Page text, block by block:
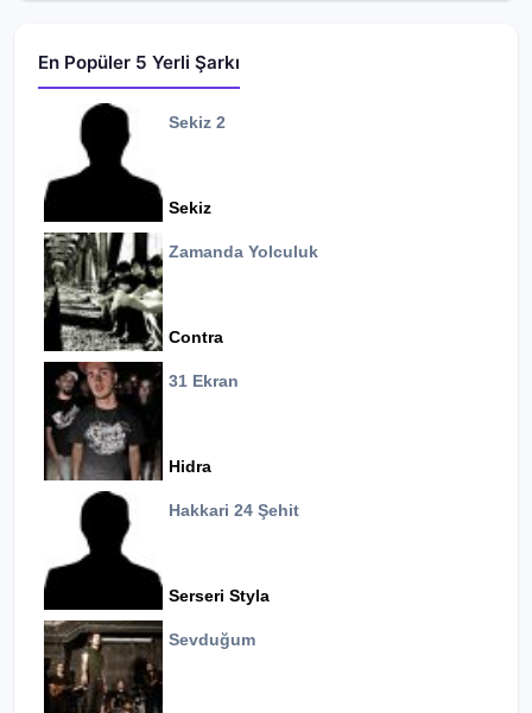
En Popüler 5 Yerli Şarkı
Sekiz 2
Sekiz
Zamanda Yolculuk
Contra
31 Ekran
Hidra
Hakkari 24 Şehit
Serseri Styla
Sevduğum